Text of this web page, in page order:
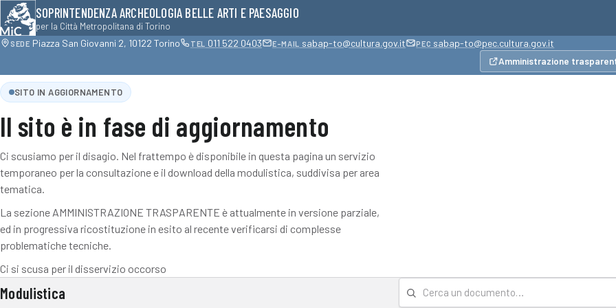
SOPRINTENDENZA ARCHEOLOGIA BELLE ARTI E PAESAGGIO
per la Città Metropolitana di Torino
SEDE Piazza San Giovanni 2, 10122 Torino TEL 011 522 0403 E-MAIL sabap-to@cultura.gov.it PEC sabap-to@pec.cultura.gov.it
Amministrazione
SITO IN AGGIORNAMENTO
Il sito è in fase di aggiornamento
Ci scusiamo per il disagio. Nel frattempo è disponibile in questa pagina un servizio
temporaneo per la consultazione e il download della modulistica, suddivisa per area
tematica.
La sezione AMMINISTRAZIONE TRASPARENTE è attualmente in versione parziale,
ed in progressiva ricostituzione in esito al recente verificarsi di complesse
problematiche tecniche.
Ci si scusa per il disservizio occorso
Modulistica